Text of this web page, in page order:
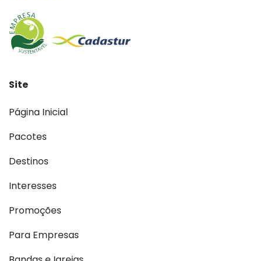
Site
Página Inicial
Pacotes
Destinos
Interesses
Promoções
Para Empresas